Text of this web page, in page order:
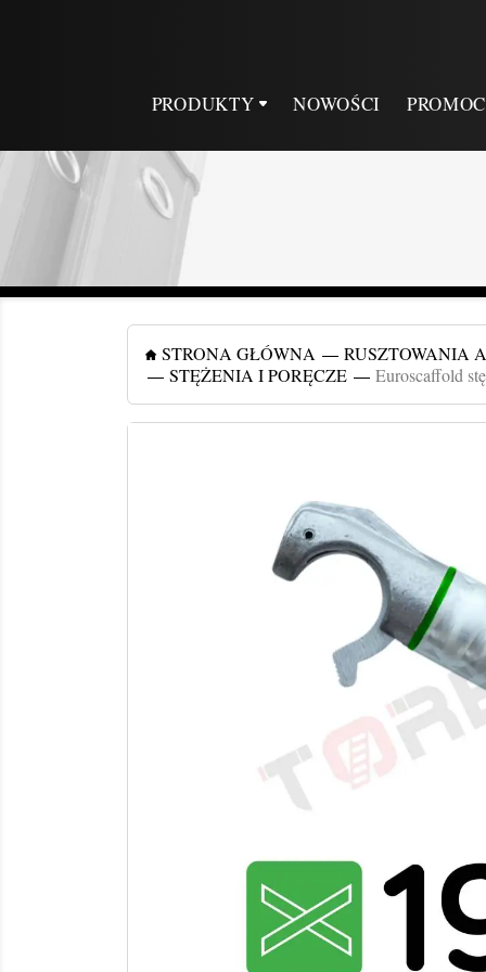
PRODUKTY NOWOŚCI
STRONA GŁÓWNA
RUSZTOWANIA
STĘŻENIA I PORĘCZE
Euroscaffold